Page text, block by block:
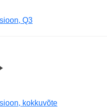
Q3
kokkuvõte